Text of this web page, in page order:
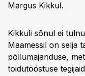
Margus Kikkul.
Kikkuli sõnul ei
Maamessil on selja
põllumajanduse,
toidutööstuse